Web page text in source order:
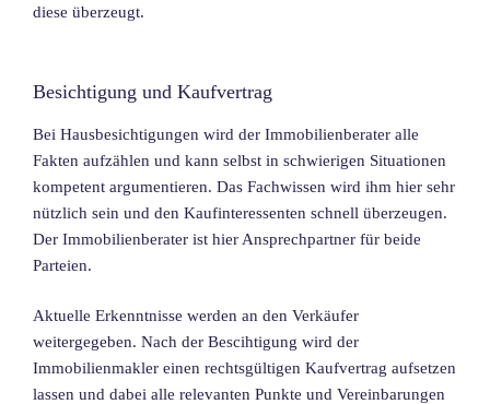
diese überzeugt.
Besichtigung und Kaufvertrag
Bei Hausbesichtigungen wird der Immobilienberater alle
Fakten aufzählen und kann selbst in schwierigen Situationen
kompetent argumentieren. Das Fachwissen wird ihm hier sehr
nützlich sein und den Kaufinteressenten schnell überzeugen.
Der Immobilienberater ist hier Ansprechpartner für beide
Parteien.
Aktuelle Erkenntnisse werden an den Verkäufer
weitergegeben. Nach der Bescihtigung wird der
Immobilienmakler einen rechtsgültigen Kaufvertrag aufsetzen
lassen und dabei alle relevanten Punkte und Vereinbarungen